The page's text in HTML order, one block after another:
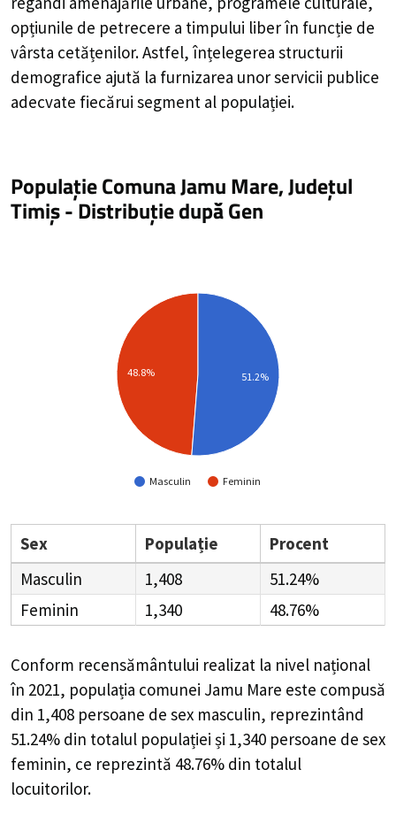
opțiunile de petrecere a timpului liber în funcție de
vârsta cetățenilor. Astfel, înțelegerea structurii
demografice ajută la furnizarea unor servicii publice
adecvate fiecărui segment al populației.
Populație Comuna Jamu Mare, Județul
Timiș-Distribuțiedupă Gen
Masculin Feminin
48.8% 51.2%
Sex Populație
Procent
Masculin
1,408
51.24%
Feminin
1,340 48.76%
Conform recensământului realizat la nivel național
în 2021, populația comunei Jamu Mare este compusă
din 1,408 persoane de sex masculin, reprezintând
51.24% din totalul populației și 1,340 persoane de sex
feminin, ce reprezintă 48.76% din totalul
locuitorilor.